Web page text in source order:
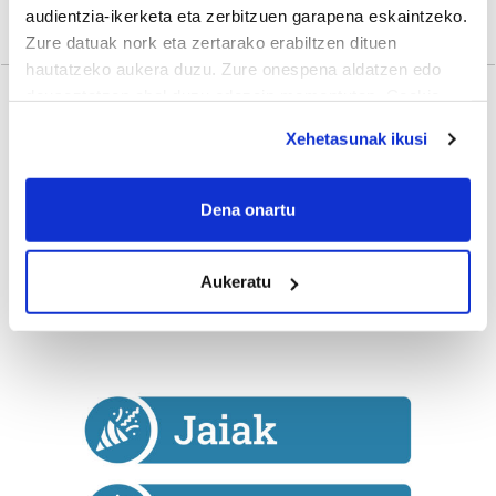
audientzia-ikerketa eta zerbitzuen garapena eskaintzeko.
Zure datuak nork eta zertarako erabiltzen dituen
hautatzeko aukera duzu. Zure onespena aldatzen edo
If you allow, we would also like to:
Collect information about your geographical
Identify your device by actively scanning it for
specific characteristics (fingerprinting)
Guk eta gure bazkideek zure datu pertsonalak
prozesatzen ditugu, zure IP zenbakia, besteak beste,
Xehetasunak ikusi
Dena onartu
Aukeratu
Estitxu Zabala
Gehiago